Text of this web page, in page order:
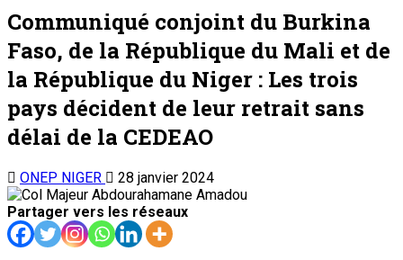
Communiqué conjoint du Burkina
Faso, de la République du Mali et de
la République du Niger : Les trois
pays décident de leur retrait sans
délai de la CEDEAO
ONEP NIGER
28 janvier 2024
Partager vers les réseaux